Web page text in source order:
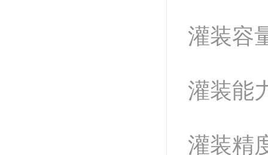
灌装容
灌装能
灌装精